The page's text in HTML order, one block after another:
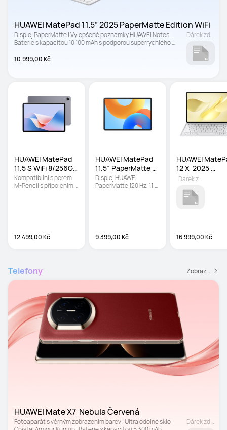
HUAWEI MatePad 11.5” 2025 PaperMatte Edition WiFi
Displej PaperMatte | Vylepšené poznámky HUAWEI Notes |
Baterie s kapacitou 10 100 mAh s podporou superrychlého
10.999,00 Kč
Dárek zdarma
HUAWEI MatePad
11.5 S WiFi 8/256GB
Šedý NEW
Kompatibilní s perem
M-Pencil s připojením
12.499,00 Kč
HUAWEI MatePad
11.5” PaperMatte
Edition WiFi
Displej HUAWEI
PaperMatte 120 Hz, 11.5"
9.399,00 Kč
HUAWEI
12 X  2025
PaperMatte
16.999,00 Kč
Dárek zdarma
Telefony Zobrazit všechny telefony
HUAWEI Mate X7  Nebula Červená
Fotoaparát s věrným zobrazením barev | Ultra odolné sklo
Dárek zdarma